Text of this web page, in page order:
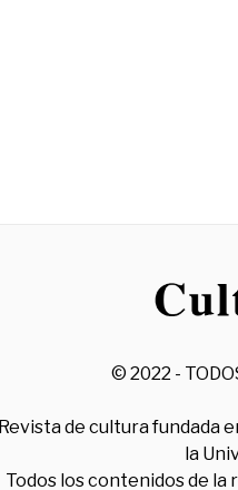
© 2022 -
Revista de cultura fundada
la
Todos los contenidos de la